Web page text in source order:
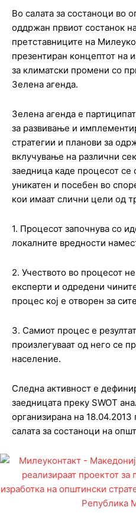
Во салата за состаноци во
оддржан првиот состанок
претставниците на
презентиран концептот на
за климатски промени со
Зелена агенда.
Зелена агенда е
за развивање и
стратегии и планови за
вклучување на различни
заедница каде процесот се
уникатен и посебен во
кои имаат слични цели од
1. Процесот започнува со
локалните вредности
2. Учеството во процесот
експерти и одредени
процес кој е отворен за
3. Самиот процес е
произлегуваат од него се
население.
Следна активност е
заедницата преку SWOT
организирана на
салата за состаноци на